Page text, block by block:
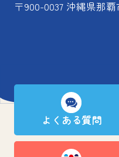
〒900-0037 沖縄県那覇
よくある質問